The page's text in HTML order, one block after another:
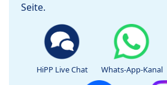
Seite.
HiPP Live Chat Whats-App-Kanal